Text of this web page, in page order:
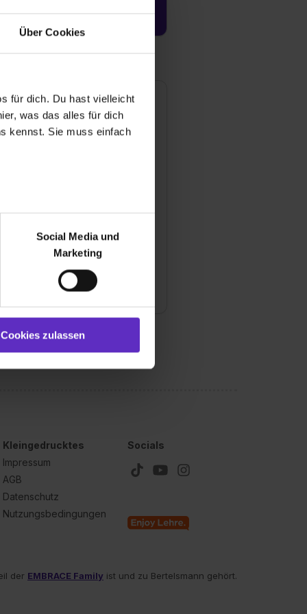
Über Cookies
für dich. Du hast vielleicht
was das alles für dich
kennst. Sie muss einfach
bei Benutzung der
zu analysieren
soziale Medien, Werbung
bereitgestellt hast oder die
auch damit
a) DS-GVO). Die USA
dir erteilte Einwilligung
dem Punkt
du durch Klick auf
Social Media und
Marketing
Cookies zulassen
Jetzt aktivieren
+ Luithle GmbH
14
Gemmrigheim
Kleingedrucktes
Impressum
AGB
Datenschutz
Nutzungsbedingungen
Socials
der EMBRACE Family ist und zu Bertelsmann gehört.